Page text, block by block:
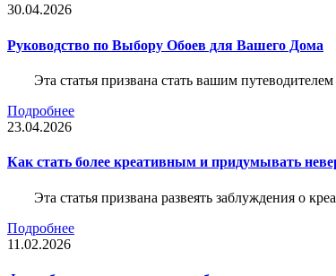
30.04.2026
Руководство по Выбору Обоев для Вашего Дома
Эта статья призвана стать вашим
Подробнее
23.04.2026
Как стать более креативным и придумывать
Эта статья призвана развеять заблуждения о
Подробнее
11.02.2026